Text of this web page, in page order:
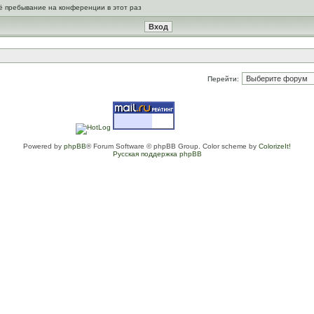
пребывание на конференции в этот раз
Перейти:
Powered by phpBB® Forum Software © phpBB Group. Color scheme by ColorizeIt!
Русская поддержка phpBB